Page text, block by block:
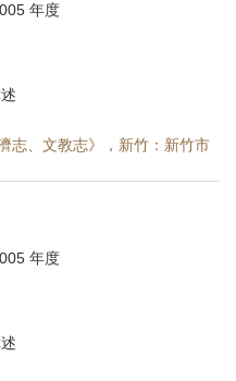
年度
志、文教志》，新竹：新竹市
年度